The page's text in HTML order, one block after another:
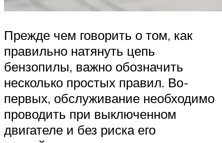
Прежде чем говорить о том, как
правильно натянуть цепь
бензопилы, важно обозначить
несколько простых правил. Во-
первых, обслуживание необходимо
проводить при выключенном
двигателе и без риска его